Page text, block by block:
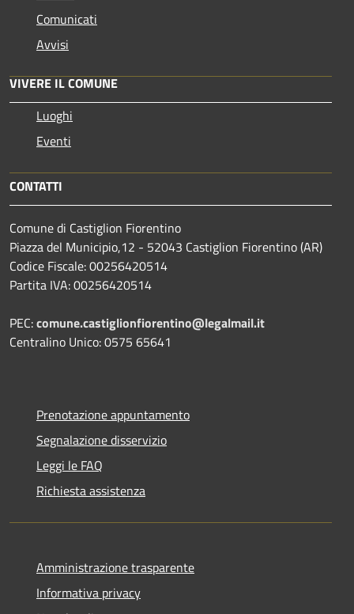
Comunicati
Avvisi
VIVERE IL COMUNE
Luoghi
Eventi
CONTATTI
Comune di Castiglion Fiorentino
Piazza del Municipio,12 - 52043 Castiglion Fiorentino (AR)
Codice Fiscale: 00256420514
Partita IVA: 00256420514
PEC:comune.castiglionfiorentino@legalmail.it
Centralino Unico: 0575 65641
Prenotazione appuntamento
Segnalazione disservizio
Leggi le FAQ
Richiesta assistenza
Amministrazione trasparente
Informativa privacy